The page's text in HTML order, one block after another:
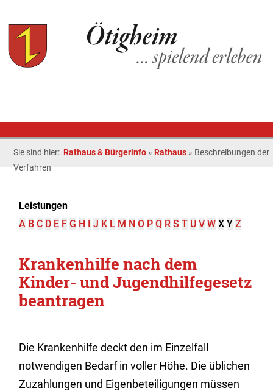
Sie sind hier: Rathaus & Bürgerinfo » Rathaus » Beschreibungen der
Verfahren
Leistungen
A B C D E F G H I J K L M N O P Q R S T U V W X Y Z
Krankenhilfe nach dem
Kinder- und Jugendhilfegesetz
beantragen
Die Krankenhilfe deckt den im Einzelfall
notwendigen Bedarf in voller Höhe. Die üblichen
Zuzahlungen und Eigenbeteiligungen müssen